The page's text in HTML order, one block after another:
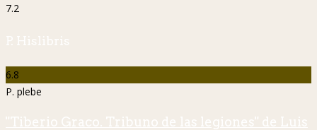
7.2
P. Hislibris
6.8
P. plebe
"Tiberio Graco. Tribuno de las legiones" de Luis